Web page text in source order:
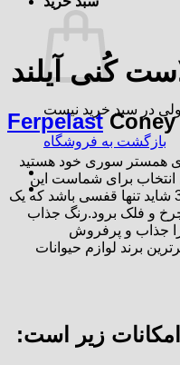
بازگشت به فروشگاه
کُنی آیلند
FerpelastConey
همستر سوری خود هستید
برای شماست این
قفس با داشتن چرخ و فلکی با قطر 30 شاید تنها قفسی باشد که یک
و فلک برود.رنگ جذاب
را جذاب و پرفروش
برند لوازم حیوانات
زیر است: